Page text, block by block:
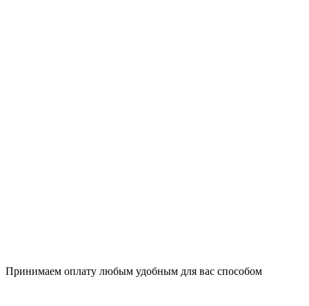
Принимаем оплату любым удобным для вас способом